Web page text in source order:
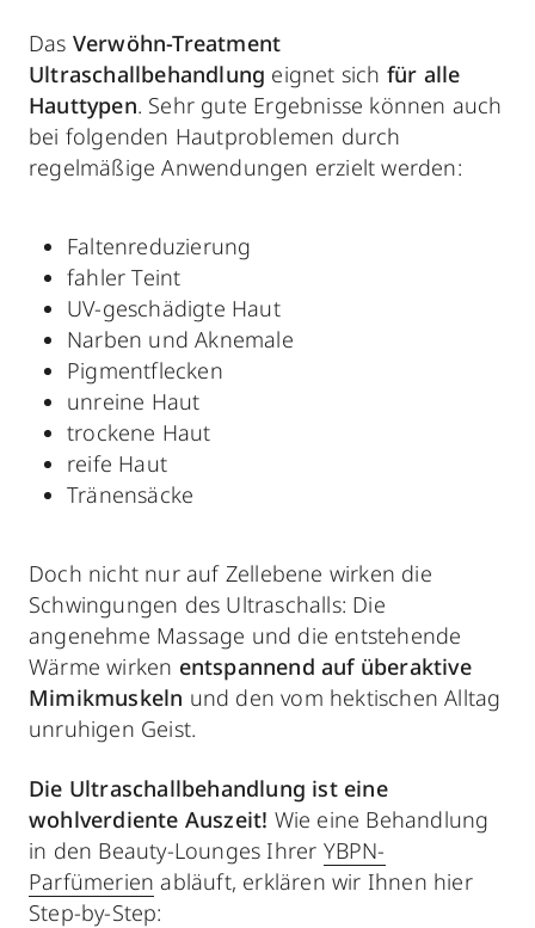
Das Verwöhn-Treatment
Ultraschallbehandlung eignet sich für alle
Hauttypen. Sehr gute Ergebnisse können auch
bei folgenden Hautproblemen durch
regelmäßige Anwendungen erzielt werden:
Faltenreduzierung
fahler Teint
UV-geschädigte Haut
Narben und Aknemale
Pigmentflecken
unreine Haut
trockene Haut
reife Haut
Tränensäcke
Doch nicht nur auf Zellebene wirken die
Schwingungen des Ultraschalls: Die
angenehme Massage und die entstehende
Wärme wirken entspannend auf überaktive
Mimikmuskeln und den vom hektischen Alltag
unruhigen Geist.
Die Ultraschallbehandlung ist eine
wohlverdiente Auszeit! Wie eine Behandlung
in den Beauty-Lounges Ihrer YBPN-
Parfümerien abläuft, erklären wir Ihnen hier
Step-by-Step: